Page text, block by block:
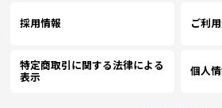
採用情報 ご利
特定商取引に関する法律による
表示
個人